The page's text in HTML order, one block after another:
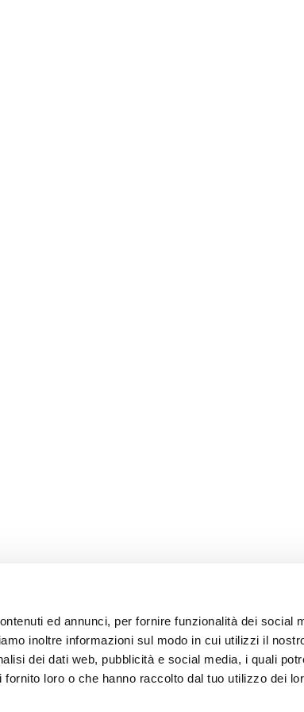
ed annunci, per fornire funzionalità dei social
inoltre informazioni sul modo in cui utilizzi il
dei dati web, pubblicità e social media, i quali
loro o che hanno raccolto dal tuo utilizzo dei